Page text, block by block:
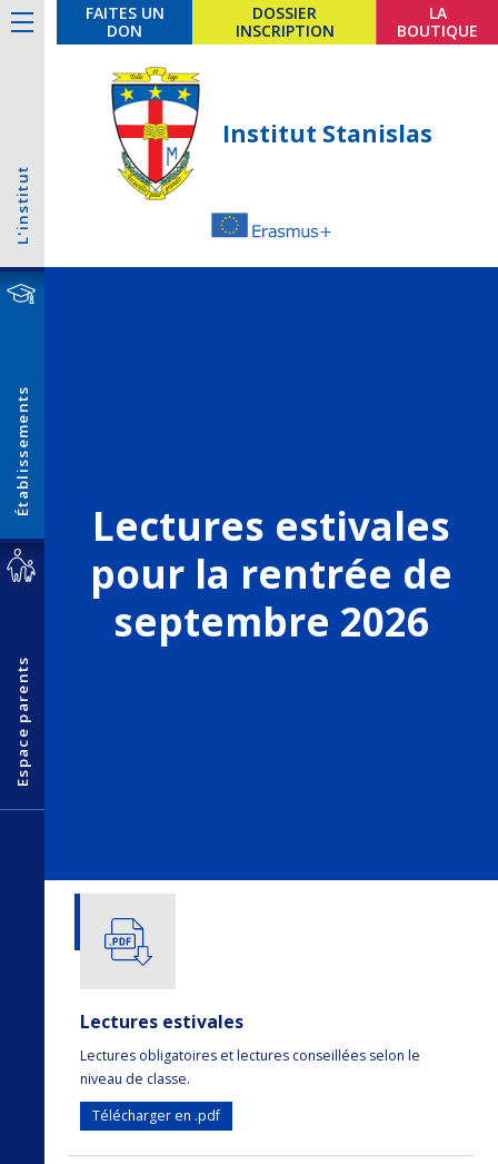
Institut Stanislas
FAITES UN
DON
DOSSIER
INSCRIPTION
LA
BOUTIQUE
L'institut
Établissements
Espace parents
Lectures estivales
pour la rentrée de
septembre 2026
Lectures estivales
Lectures obligatoires et lectures conseillées selon le
niveau de classe.
Télécharger en .pdf